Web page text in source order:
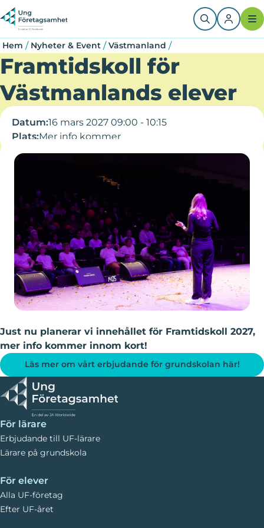
Hoppa
till
huvudinnehåll
Länkstig
Hem / Nyheter & Event / Västmanland /
Framtidskoll för
Västmanlands elever
Datum:16 mars 2027 09:00 - 10:15
Plats:Mer info kommer
Just nu planerar vi innehållet för Framtidskoll 2027,
mer info kommer innom kort!
Läs mer om vårt erbjudande för grundskolan här!
För lärare
Erbjudande till UF-lärare
Lärare på grundskola
För elever
Alla UF-företag
Efter UF-året